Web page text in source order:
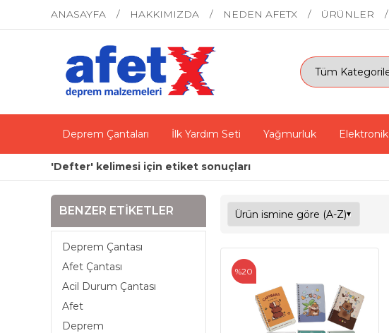
ANASAYFA HAKKIMIZDA NEDEN AFETX ÜRÜNLER
Deprem Çantaları İlk Yardım Seti Yağmurluk Elektronik
'Defter' kelimesi için etiket sonuçları
BENZER ETIKETLER
Deprem Çantası
Afet Çantası
Acil Durum Çantası
Afet
Deprem
%20